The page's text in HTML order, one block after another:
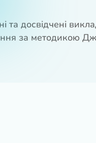
та досвідчені
за методикою